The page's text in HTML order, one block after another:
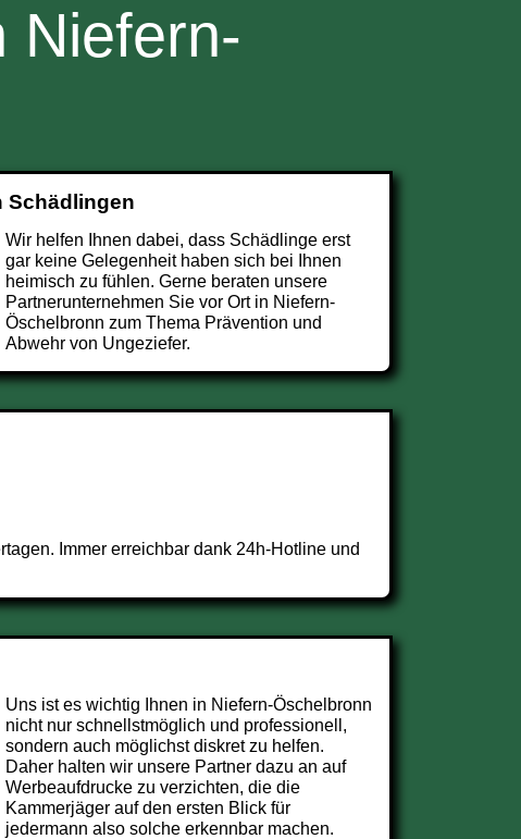
Niefern-
Schädlingen
Wir helfen Ihnen dabei, dass Schädlinge erst
gar keine Gelegenheit haben sich bei Ihnen
heimisch zu fühlen. Gerne beraten unsere
Partnerunternehmen Sie vor Ort in Niefern-
Öschelbronn zum Thema Prävention und
Abwehr von Ungeziefer.
Immer erreichbar dank 24h-Hotline und
Uns ist es wichtig Ihnen in Niefern-Öschelbronn
nicht nur schnellstmöglich und professionell,
sondern auch möglichst diskret zu helfen.
Daher halten wir unsere Partner dazu an auf
Werbeaufdrucke zu verzichten, die die
Kammerjäger auf den ersten Blick für
jedermann also solche erkennbar machen.